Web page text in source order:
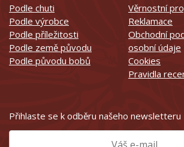
Podle chuti
Podle výrobce
Podle příležitosti
Podle země původu
Podle původu bobů
Věrnostní
Reklamace
Obchodní
osobní údaje
Cookies
Pravidla
Přihlaste se k odběru našeho newsletteru